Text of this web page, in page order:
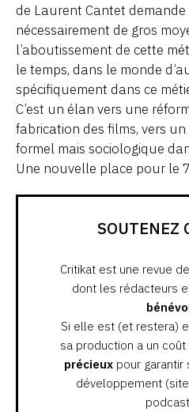
de Laurent Cantet
nécessairement de gros
l’aboutissement de cette
le temps, dans le monde
spécifiquement dans ce
C’est un élan vers une
fabrication des films, vers
formel mais sociologique
Une nouvelle place pour le
SOUTENEZ
Critikat est une revue
dont les rédacteurs
Si elle est (et restera)
sa production a un coût
précieuxpour garantir
développement